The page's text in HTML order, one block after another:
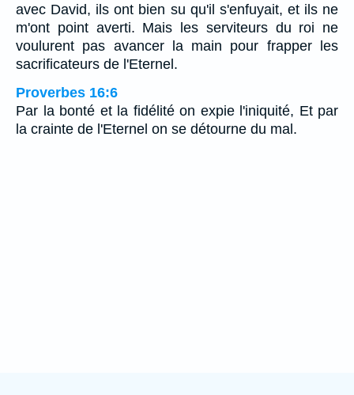
avec David, ils ont bien su qu'il s'enfuyait, et ils ne
m'ont point averti. Mais les serviteurs du roi ne
voulurent pas avancer la main pour frapper les
sacrificateurs de l'Eternel.
Proverbes 16:6
Par la bonté et la fidélité on expie l'iniquité, Et par
la crainte de l'Eternel on se détourne du mal.